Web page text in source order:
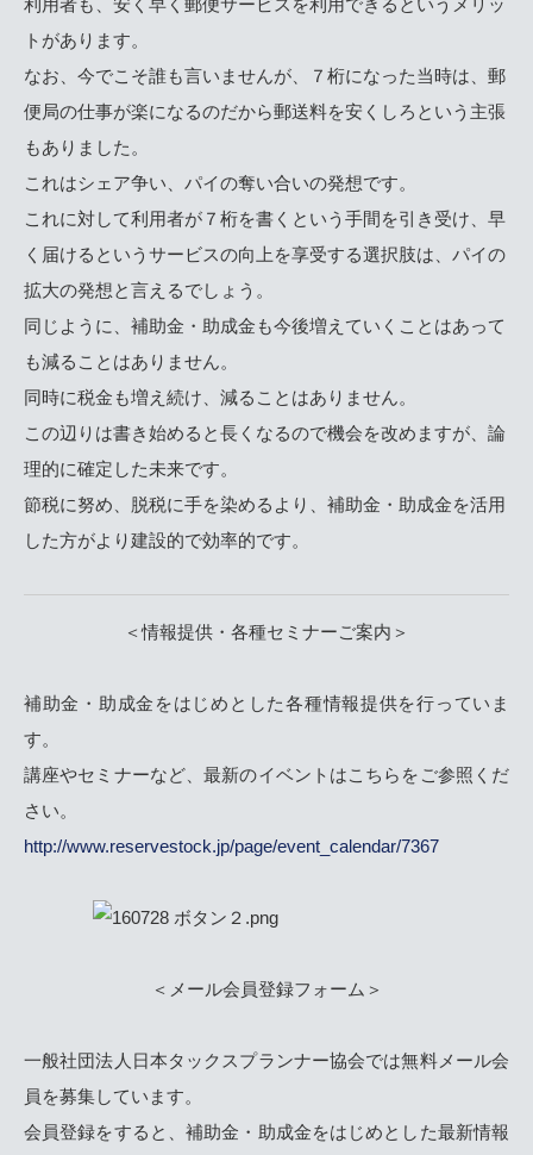
利用者も、安く早く郵便サービスを利用できるというメリッ
トがあります。
なお、今でこそ誰も言いませんが、７桁になった当時は、郵
便局の仕事が楽になるのだから郵送料を安くしろという主張
もありました。
これはシェア争い、パイの奪い合いの発想です。
これに対して利用者が７桁を書くという手間を引き受け、早
く届けるというサービスの向上を享受する選択肢は、パイの
拡大の発想と言えるでしょう。
同じように、補助金・助成金も今後増えていくことはあって
も減ることはありません。
同時に税金も増え続け、減ることはありません。
この辺りは書き始めると長くなるので機会を改めますが、論
理的に確定した未来です。
節税に努め、脱税に手を染めるより、補助金・助成金を活用
した方がより建設的で効率的です。
＜情報提供・各種セミナーご案内＞
補助金・助成金をはじめとした各種情報提供を行っていま
す。
講座やセミナーなど、最新のイベントはこちらをご参照くだ
さい。
http://www.reservestock.jp/page/event_calendar/7367
＜メール会員登録フォーム＞
一般社団法人日本タックスプランナー協会では無料メール会
員を募集しています。
会員登録をすると、補助金・助成金をはじめとした最新情報